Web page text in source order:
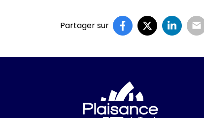
Partager sur
Logo Ville